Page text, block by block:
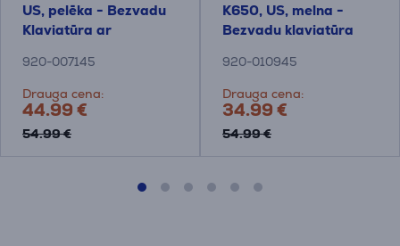
US, pelēka - Bezvadu
Klaviatūra ar
920-007145
Drauga cena:
44.99 €
54.99 €
K650, US, melna -
Bezvadu klaviatūra
920-010945
Drauga cena:
34.99 €
54.99 €